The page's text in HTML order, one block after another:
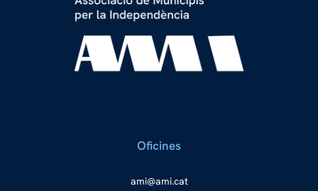
Oficines
tac.i
ma@im
a